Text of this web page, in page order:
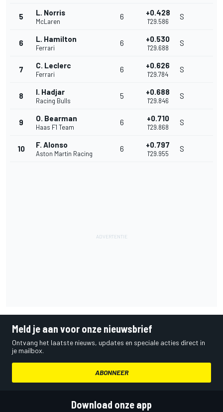
5 L. Norris
McLaren
6 +0.428
1'29.586
S
6 L. Hamilton
Ferrari
6 +0.530
1'29.688
S
7 C. Leclerc
Ferrari
6 +0.626
1'29.784
S
8 I. Hadjar
Racing Bulls
5 +0.688
1'29.846
S
9 O. Bearman
Haas F1 Team
6 +0.710
1'29.868
S
10 F. Alonso
Aston Martin Racing
6 +0.797
1'29.955
S
Meld je aan voor onze nieuwsbrief
Ontvang het laatste nieuws, updates en speciale acties direct in
je mailbox.
ABONNEER
Download onze app